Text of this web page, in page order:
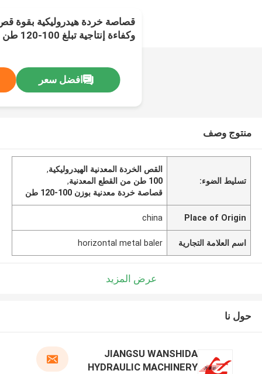
وكفاءة إنتاجية تبلغ 100-120 طن في اليوم
افضل سعر
منتوج وصف
تسليط الضوء:
القص الخردة المعدنية الهيدروليكية,
100 طن من القطع المعدنية
,
قصاصة خردة معدنية بوزن 100-120 طن
Place of Origin
china
اسم العلامة التجارية horizontal metal baler
عرض المزيد
حول نا
JIANGSU WANSHIDA
HYDRAULIC MACHINERY